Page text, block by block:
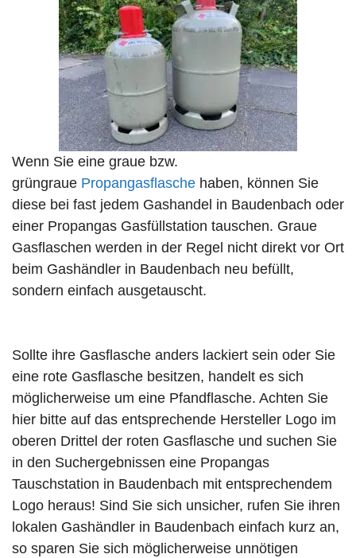
Wenn Sie eine graue bzw.
grüngraue Propangasflasche haben, können Sie
diese bei fast jedem Gashandel in Baudenbach oder
einer Propangas Gasfüllstation tauschen. Graue
Gasflaschen werden in der Regel nicht direkt vor Ort
beim Gashändler in Baudenbach neu befüllt,
sondern einfach ausgetauscht.
Sollte ihre Gasflasche anders lackiert sein oder Sie
eine rote Gasflasche besitzen, handelt es sich
möglicherweise um eine Pfandflasche. Achten Sie
hier bitte auf das entsprechende Hersteller Logo im
oberen Drittel der roten Gasflasche und suchen Sie
in den Suchergebnissen eine Propangas
Tauschstation in Baudenbach mit entsprechendem
Logo heraus! Sind Sie sich unsicher, rufen Sie ihren
lokalen Gashändler in Baudenbach einfach kurz an,
so sparen Sie sich möglicherweise unnötigen